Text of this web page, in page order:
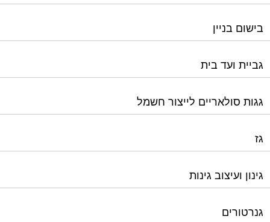
בישום בניין
גביית ועד בית
גגות סולאריים לייצור חשמל
גז
גינון ועיצוב גינות
גנרטורים